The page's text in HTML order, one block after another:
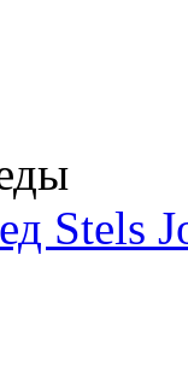
Stels